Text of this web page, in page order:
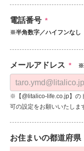
電話番号 *
※半角数字／ハイフンなし
メールアドレス * ※
※【@litalico-life.co.jp】の
可の設定をお願いいたしま
お住まいの都道府県